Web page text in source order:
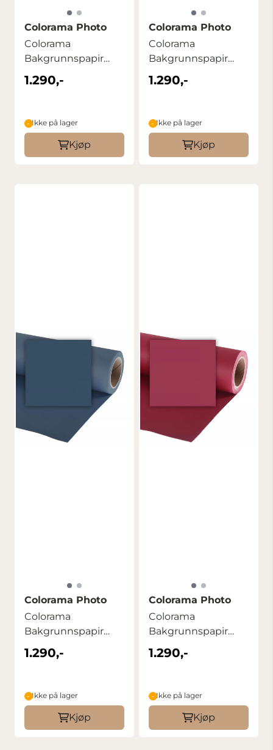
Colorama Photo
Colorama
Bakgrunnspapir
2,72m x 11m
Platinum
1.290,-
Ikke på lager
Kjøp
Colorama Photo
Colorama
Bakgrunnspapir
2,72m x 11m Peat
Brown
1.290,-
Ikke på lager
Kjøp
Colorama Photo
Colorama
Bakgrunnspapir
2,72m x 11m Oxford
Blue
1.290,-
Ikke på lager
Kjøp
Colorama Photo
Colorama
Bakgrunnspapir
2,72m x 11m
Crimson
1.290,-
Ikke på lager
Kjøp